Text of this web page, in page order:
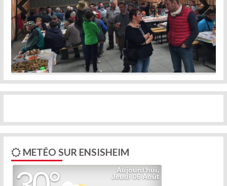
Previous Next
METÉO SUR ENSISHEIM